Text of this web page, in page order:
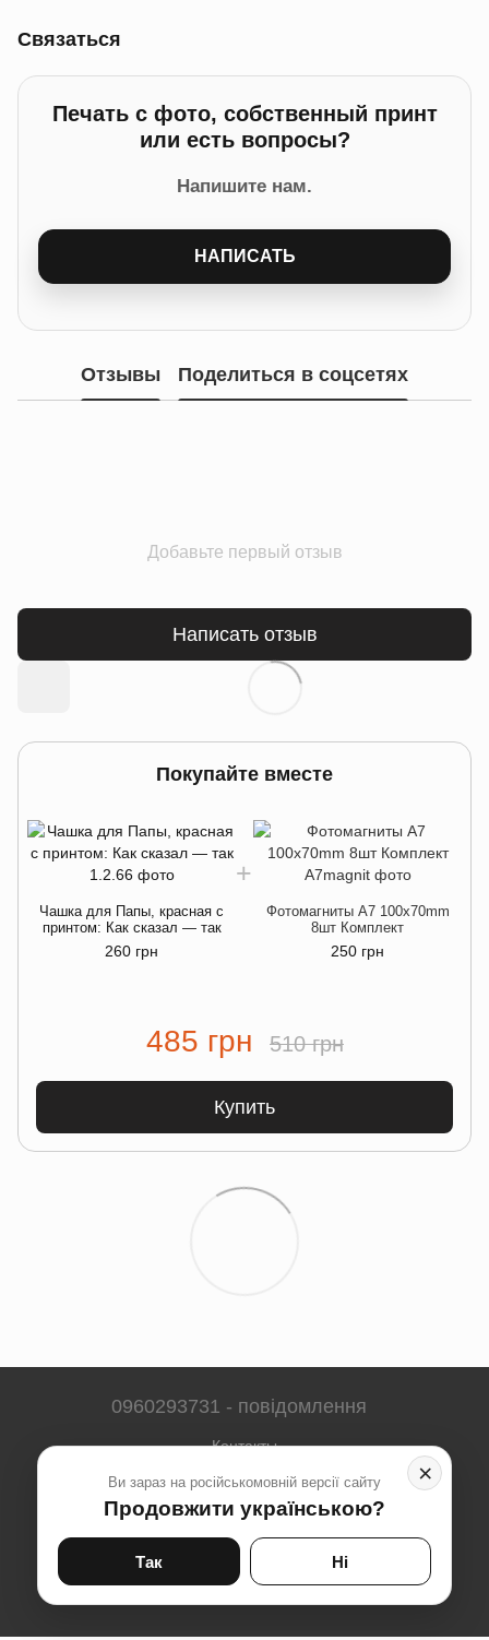
Связаться
Печать с фото, собственный принт
или есть вопросы?
Напишите нам.
НАПИСАТЬ
Отзывы Поделиться в соцсетях
Добавьте первый отзыв
Написать отзыв
Покупайте вместе
Чашка для Папы, красная с
принтом: Как сказал — так
260 грн
Фотомагниты A7 100x70mm
8шт Комплект
250 грн
485 грн 510 грн
Купить
0960293731 - повідомлення
Контакты
Полная версия сайта
Карта сайта
×
Ви зараз на російськомовній версії сайту
Продовжити українською?
Так Ні